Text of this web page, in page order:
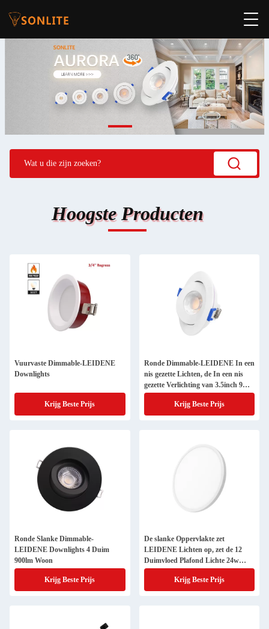
Hoogste Producten
Vuurvaste Dimmable-LEIDENE
Downlights
Krijg Beste Prijs
Ronde Dimmable-LEIDENE In een
nis gezette Lichten, de In een nis
gezette Verlichting van 3.5inch 9w
Gimbal
Krijg Beste Prijs
Ronde Slanke Dimmable-
LEIDENE Downlights 4 Duim
900lm Woon
Krijg Beste Prijs
De slanke Oppervlakte zet
LEIDENE Lichten op, zet de 12
Duimvloed Plafond Lichte 24w
120V op
Krijg Beste Prijs